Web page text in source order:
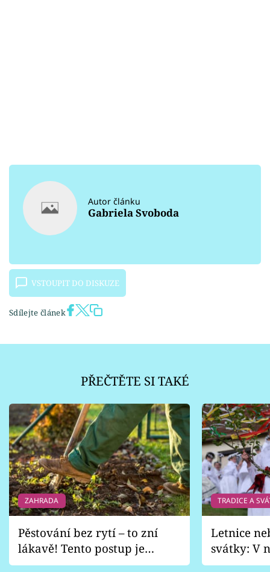
Autor článku
Gabriela Svoboda
VSTOUPIT DO DISKUZE
Sdílejte článek
PŘEČTĚTE SI TAKÉ
ZAHRADA
Pěstování bez rytí – to zní
lákavě! Tento postup je
vhodný jen pro některé
TRADICE A
Letnice
svátky: V
pondělí